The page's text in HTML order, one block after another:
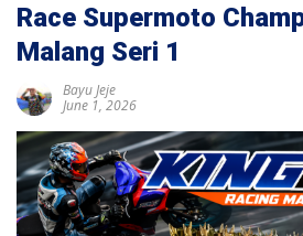
Race Supermoto
Malang Seri 1
Bayu Jeje
June 1, 2026